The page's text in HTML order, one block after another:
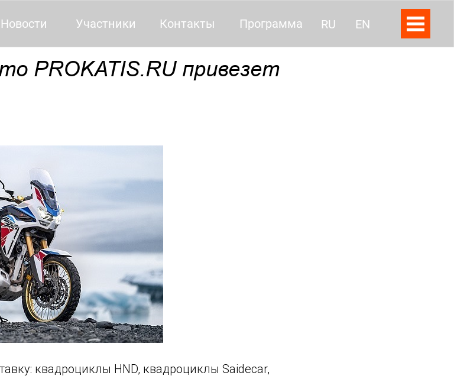
Контакты
Новости Участники RU EN
Программа
PROKATIS.RU привезет
квадроциклы HND, квадроциклы Saidecar,